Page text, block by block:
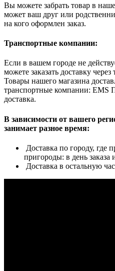
Вы можете забрать товар в
может ваш друг или
на кого оформлен заказ.
Транспортные компании:
Если в вашем городе не
можете заказать доставку
Товары нашего магазина
транспортные компании: EMS
доставка.
В зависимости от вашего
занимает разное время:
Доставка по городу, где
пригороды: в день
Доставка в остальную